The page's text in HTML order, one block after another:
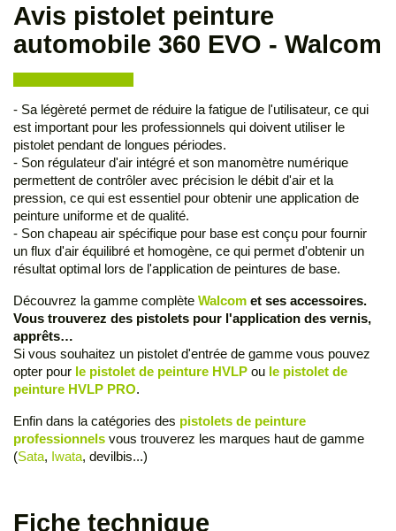
Avis pistolet peinture
automobile 360 EVO - Walcom
- Sa légèreté permet de réduire la fatigue de l'utilisateur, ce qui
est important pour les professionnels qui doivent utiliser le
pistolet pendant de longues périodes.
- Son régulateur d'air intégré et son manomètre numérique
permettent de contrôler avec précision le débit d'air et la
pression, ce qui est essentiel pour obtenir une application de
peinture uniforme et de qualité.
- Son chapeau air spécifique pour base est conçu pour fournir
un flux d'air équilibré et homogène, ce qui permet d'obtenir un
résultat optimal lors de l'application de peintures de base.
Découvrez la gamme complète Walcom et ses accessoires.
Vous trouverez des pistolets pour l'application des vernis,
apprêts…
Si vous souhaitez un pistolet d'entrée de gamme vous pouvez
opter pour le pistolet de peinture HVLP ou le pistolet de
peinture HVLP PRO.
Enfin dans la catégories des pistolets de peinture
professionnels vous trouverez les marques haut de gamme
(Sata, Iwata, devilbis...)
Fiche technique